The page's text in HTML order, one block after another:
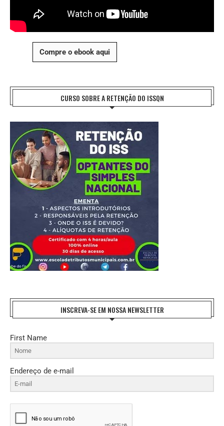
Compre o ebook aqui
CURSO SOBRE A RETENÇÃO DO ISSQN
INSCREVA-SE EM NOSSA NEWSLETTER
First Name
Endereço de e-mail